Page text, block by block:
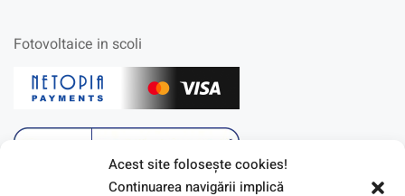
Acest site foloseşte cookies!
Continuarea navigării implică
Fotovoltaice in scoli